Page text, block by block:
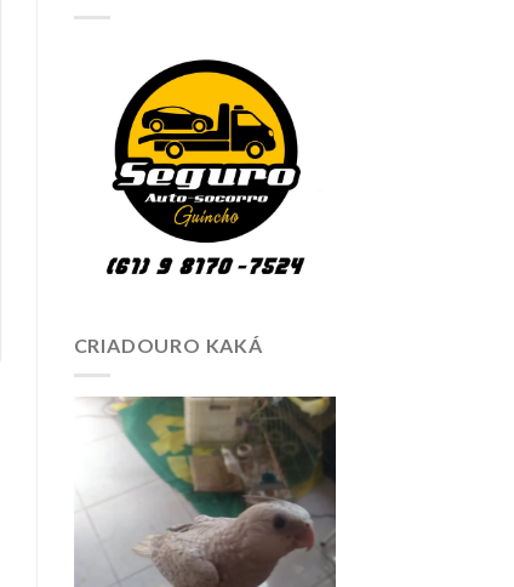
CRIADOURO KAKÁ